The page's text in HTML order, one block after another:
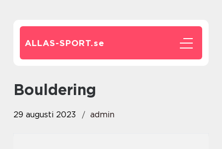
ALLAS-SPORT.se
bouldering
29 augusti 2023 admin